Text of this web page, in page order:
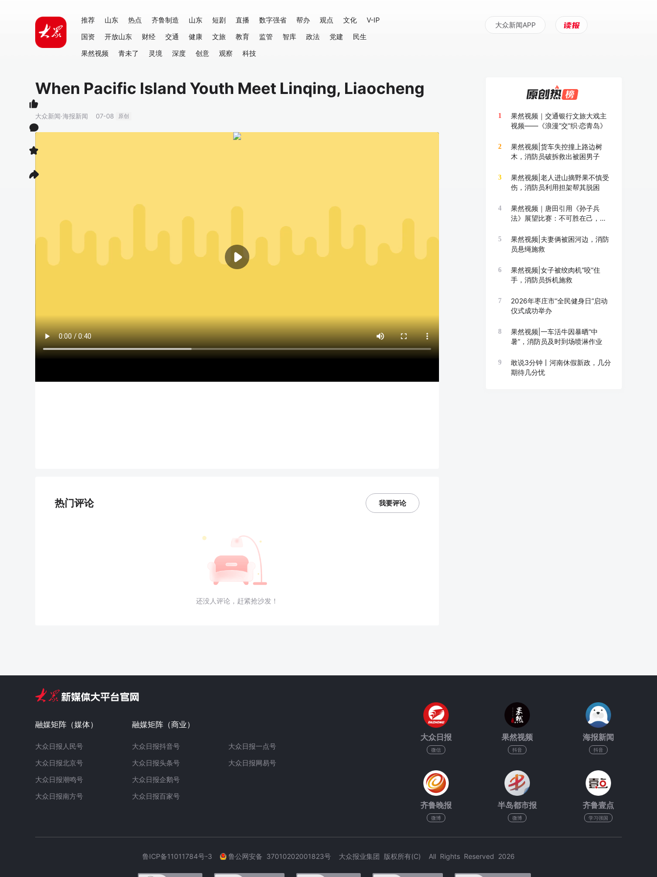
推荐 山东 热点 齐鲁制造 山东 短剧 直播 数字强省 帮办 观点 文化
V-IP
国资
开放山东 财经 交通 健康 文旅 教育 监管 智库 政法 党建
民生
果然视频
青未了 灵境 深度 创意 观察 科技
大众新闻APP
When Pacific Island Youth Meet Linqing, Liaocheng
大众新闻·海报新闻 07-08 原创
热门评论 我要评论
还没人评论，赶紧抢沙发！
1
果然视频｜交通银行文旅大戏主
视频——《浪漫“交”织·恋青岛》
2
果然视频|货车失控撞上路边树
木，消防员破拆救出被困男子
3
果然视频|老人进山摘野果不慎受
伤，消防员利用担架帮其脱困
4
果然视频｜唐田引用《孙子兵
法》展望比赛：不可胜在己，可
5
果然视频|夫妻俩被困河边，消防
员悬绳施救
6
果然视频|女子被绞肉机“咬”住
手，消防员拆机施救
7
2026年枣庄市“全民健身日”启动
仪式成功举办
8
果然视频|一车活牛因暴晒“中
暑”，消防员及时到场喷淋作业
9
敢说3分钟丨河南休假新政，几分
期待几分忧
融媒矩阵（媒体）
大众日报人民号
大众日报北京号
大众日报潮鸣号
大众日报南方号
融媒矩阵（商业）
大众日报抖音号
大众日报头条号
大众日报企鹅号
大众日报百家号
大众日报一点号
大众日报网易号
大众日报
微信
果然视频
抖音
海报新闻
抖音
齐鲁晚报
微博
半岛都市报
微博
齐鲁壹点
学习强国
鲁ICP备11011784号-3 鲁公网安备 37010202001823号 大众报业集团 版权所有(C) All Rights Reserved 2026